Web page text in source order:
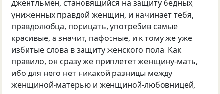
джентльмен, становящийся на защиту бедных,
униженных правдой женщин, и начинает тебя,
правдолюбца, порицать, употребив самые
красивые, а значит, пафосные, и к тому же уже
избитые слова в защиту женского пола. Как
правило, он сразу же приплетет женщину-мать,
ибо для него нет никакой разницы между
женщиной-матерью и женщиной-любовницей,